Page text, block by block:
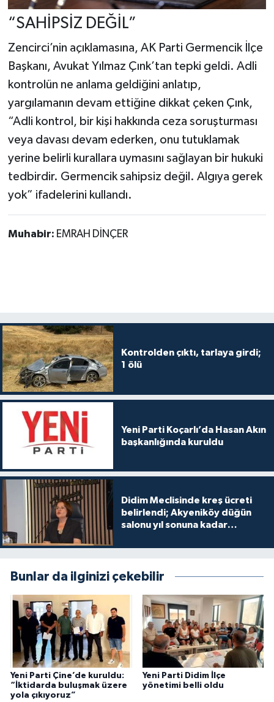
“SAHİPSİZ DEĞİL”
Zencirci’nin açıklamasına, AK Parti Germencik İlçe
Başkanı, Avukat Yılmaz Çınk’tan tepki geldi. Adli
kontrolün ne anlama geldiğini anlatıp,
yargılamanın devam ettiğine dikkat çeken Çınk,
“Adli kontrol, bir kişi hakkında ceza soruşturması
veya davası devam ederken, onu tutuklamak
yerine belirli kurallara uymasını sağlayan bir hukuki
tedbirdir. Germencik sahipsiz değil. Algıya gerek
yok” ifadelerini kullandı.
Muhabir: EMRAH DİNÇER
Kontrolden çıktı, tarlaya girdi;
1 ölü
Yeni Parti Koçarlı’da Hasan Akın
başkanlığında kuruldu
Didim Meclisinde kreş ücreti
belirlendi; Akyeniköy düğün
salonu yıl sonuna kadar
Bunlar da ilginizi çekebilir
Yeni Parti Çine’de kuruldu:
“İktidarda buluşmak üzere
yola çıkıyoruz”
Yeni Parti Didim İlçe
yönetimi belli oldu